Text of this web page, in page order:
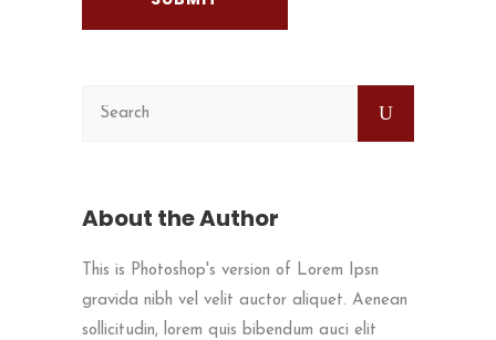
About the Author
This is Photoshop's version of Lorem Ipsn
gravida nibh vel velit auctor aliquet. Aenean
sollicitudin, lorem quis bibendum auci elit